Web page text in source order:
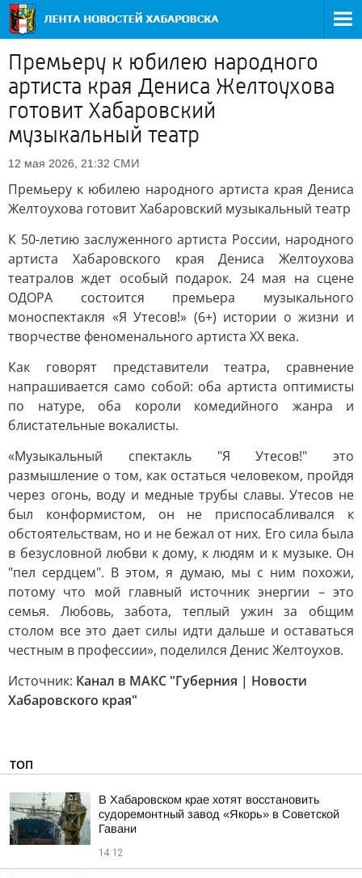
Премьеру к юбилею народного
артиста края Дениса Желтоухова
готовит Хабаровский
музыкальный театр
12 мая 2026, 21:32 СМИ
Премьеру к юбилею народного артиста края Дениса
Желтоухова готовит Хабаровский музыкальный театр
К 50-летию заслуженного артиста России, народного
артиста Хабаровского края Дениса Желтоухова
театралов ждет особый подарок. 24 мая на сцене
ОДОРА состоится премьера музыкального
моноспектакля «Я Утесов!» (6+) истории о жизни и
творчестве феноменального артиста XX века.
Как говорят представители театра, сравнение
напрашивается само собой: оба артиста оптимисты
по натуре, оба короли комедийного жанра и
блистательные вокалисты.
«Музыкальный спектакль "Я Утесов!" это
размышление о том, как остаться человеком, пройдя
через огонь, воду и медные трубы славы. Утесов не
был конформистом, он не приспосабливался к
обстоятельствам, но и не бежал от них. Его сила была
в безусловной любви к дому, к людям и к музыке. Он
"пел сердцем". В этом, я думаю, мы с ним похожи,
потому что мой главный источник энергии – это
семья. Любовь, забота, теплый ужин за общим
столом все это дает силы идти дальше и оставаться
честным в профессии», поделился Денис Желтоухов.
Источник: Канал в МАКС "Губерния | Новости
Хабаровского края"
ТОП
В Хабаровском крае хотят восстановить
судоремонтный завод «Якорь» в Советской
Гавани
14:12